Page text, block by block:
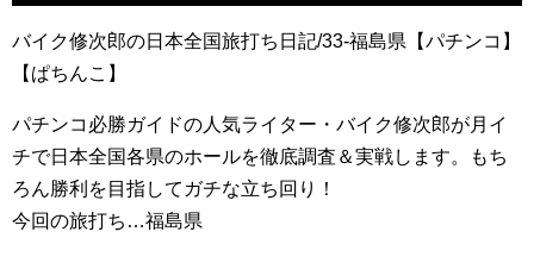
バイク修次郎の日本全国旅打ち日記/33-福島県【パチンコ】
【ぱちんこ】
パチンコ必勝ガイドの人気ライター・バイク修次郎が月イ
チで日本全国各県のホールを徹底調査＆実戦します。もち
ろん勝利を目指してガチな立ち回り！
今回の旅打ち…福島県